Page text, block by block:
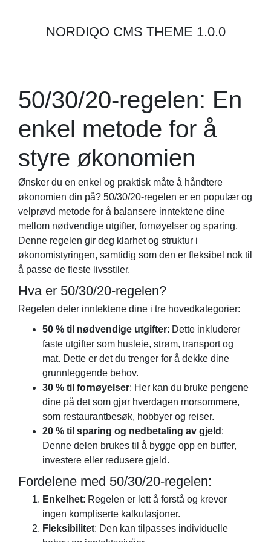
NORDIQO CMS THEME 1.0.0
50/30/20-regelen: En
enkel metode for å
styre økonomien
Ønsker du en enkel og praktisk måte å håndtere
økonomien din på? 50/30/20-regelen er en populær og
velprøvd metode for å balansere inntektene dine
mellom nødvendige utgifter, fornøyelser og sparing.
Denne regelen gir deg klarhet og struktur i
økonomistyringen, samtidig som den er fleksibel nok til
å passe de fleste livsstiler.
Hva er 50/30/20-regelen?
Regelen deler inntektene dine i tre hovedkategorier:
50 % til nødvendige utgifter: Dette inkluderer
faste utgifter som husleie, strøm, transport og
mat. Dette er det du trenger for å dekke dine
grunnleggende behov.
30 % til fornøyelser: Her kan du bruke pengene
dine på det som gjør hverdagen morsommere,
som restaurantbesøk, hobbyer og reiser.
20 % til sparing og nedbetaling av gjeld :
Denne delen brukes til å bygge opp en buffer,
investere eller redusere gjeld.
Fordelene med 50/30/20-regelen:
Enkelhet: Regelen er lett å forstå og krever
ingen kompliserte kalkulasjoner.
Fleksibilitet: Den kan tilpasses individuelle